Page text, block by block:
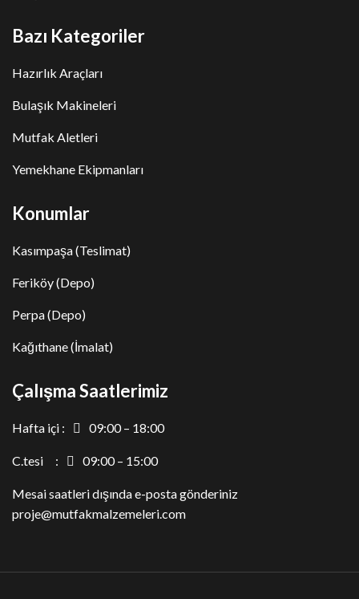
Bazı Kategoriler
Hazırlık Araçları
Bulaşık Makineleri
Mutfak Aletleri
Yemekhane Ekipmanları
Konumlar
Kasımpaşa (Teslimat)
Feriköy (Depo)
Perpa (Depo)
Kağıthane (İmalat)
Çalışma Saatlerimiz
Hafta içi : 09:00 – 18:00
C.tesi : 09:00 – 15:00
Mesai saatleri dışında e-posta gönderiniz
proje@mutfakmalzemeleri.com